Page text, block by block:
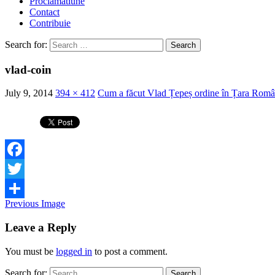
Contact
Contribuie
Search for:
vlad-coin
July 9, 2014 394 × 412 Cum a făcut Vlad Țepeș ordine în Țara
Facebook
Twitter
Share
Previous Image
Leave a Reply
You must be logged in to post a comment.
Search for: